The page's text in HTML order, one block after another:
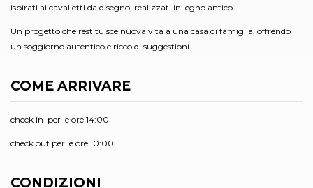
ispirati ai cavalletti da disegno, realizzati in legno antico.
Un progetto che restituisce nuova vita a una casa di famiglia, offrendo
un soggiorno autentico e ricco di suggestioni.
COME ARRIVARE
check in per le ore 14:00
check out per le ore 10:00
CONDIZIONI